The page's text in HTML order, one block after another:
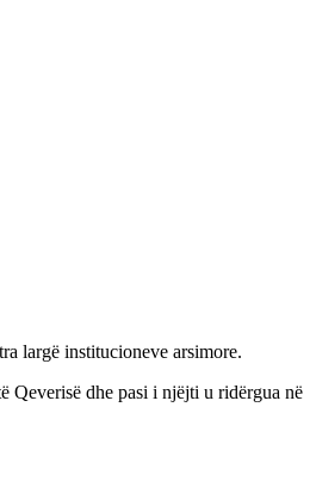
largë institucioneve arsimore.
Qeverisë dhe pasi i njëjti u ridërgua në